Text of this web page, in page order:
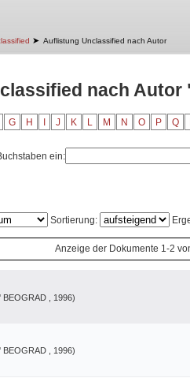
➤ Auflistung Unclassified nach Autor
nach Autor
G H J K L M N O P Q
ein:
Sortierung:
Anzeige der Dokumente 1-2
BEOGRAD , 1996)
BEOGRAD , 1996)